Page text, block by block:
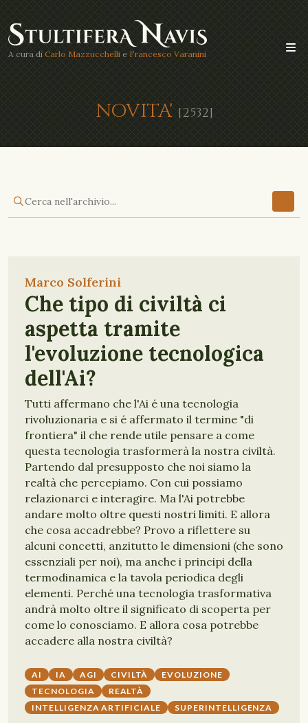
A cura di Carlo Mazzucchelli e Francesco Varanini
NOVITA' [2532]
Marco Solferini
Che tipo di civiltà ci
aspetta tramite
l'evoluzione tecnologica
dell'Ai?
Tutti affermano che l'Ai é una tecnologia
rivoluzionaria e si é affermato il termine "di
frontiera" il che rende utile pensare a come
questa tecnologia trasformerà la nostra civiltà.
Partendo dal presupposto che noi siamo la
realtà che percepiamo. Con cui possiamo
relazionarci e interagire. Ma l'Ai potrebbe
andare molto oltre questi nostri limiti. E allora
che cosa accadrebbe? Provo a riflettere su
alcuni concetti, anzitutto le dimensioni (che sono
essenziali per noi), ma anche i principi della
termodinamica e la tavola periodica degli
elementi. Perché una tecnologia trasformativa
andrà molto oltre il significato di scoperta per
come lo conosciamo. E allora cosa potrebbe
accadere alla nostra civiltà?
AI IA AGI CIVILTÀ
EVOLUZIONE
TECNOLOGIA
REALTÀ
INTELLIGENZA ARTIFICIALE
SUPERINTELLIGENZA